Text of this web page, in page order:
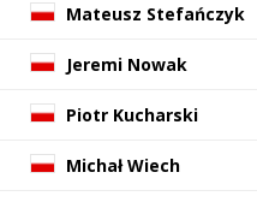
Mateusz Stefańczyk
Jeremi Nowak
Piotr Kucharski
Michał Wiech